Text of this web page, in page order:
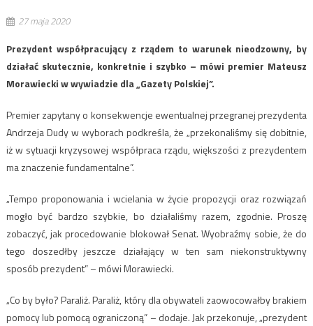
27 maja 2020
Prezydent współpracujący z rządem to warunek nieodzowny, by
działać skutecznie, konkretnie i szybko – mówi premier Mateusz
Morawiecki w wywiadzie dla „Gazety Polskiej”.
Premier zapytany o konsekwencje ewentualnej przegranej prezydenta
Andrzeja Dudy w wyborach podkreśla, że „przekonaliśmy się dobitnie,
iż w sytuacji kryzysowej współpraca rządu, większości z prezydentem
ma znaczenie fundamentalne”.
„Tempo proponowania i wcielania w życie propozycji oraz rozwiązań
mogło być bardzo szybkie, bo działaliśmy razem, zgodnie. Proszę
zobaczyć, jak procedowanie blokował Senat. Wyobraźmy sobie, że do
tego doszedłby jeszcze działający w ten sam niekonstruktywny
sposób prezydent” – mówi Morawiecki.
„Co by było? Paraliż. Paraliż, który dla obywateli zaowocowałby brakiem
pomocy lub pomocą ograniczoną” – dodaje. Jak przekonuje, „prezydent